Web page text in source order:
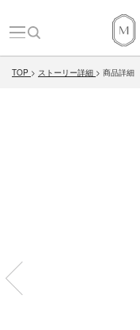
TOP ストーリー詳細 商品詳細